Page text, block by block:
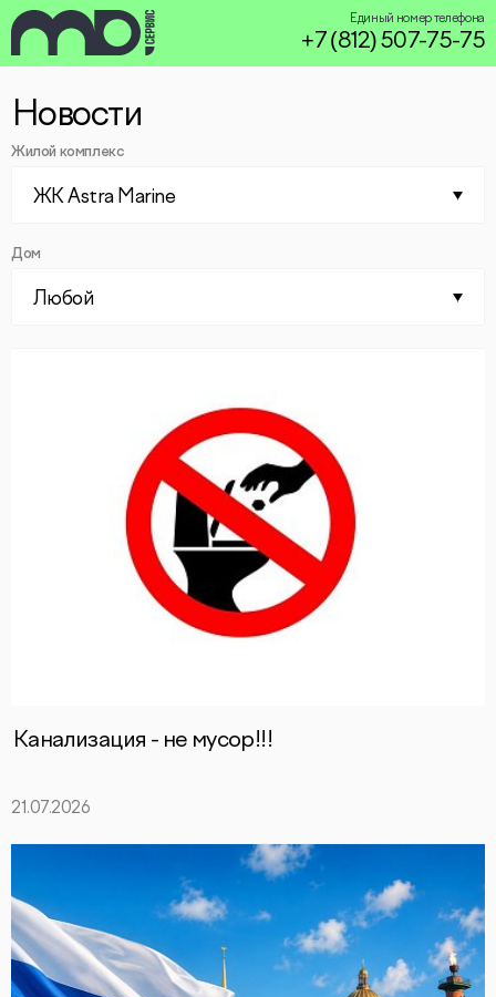
Единый номер телефона
+7 (812) 507-75-75
service@miservice.ru
Новости
Жилой комплекс
ЖК Astra Marine
Дом
Любой
Канализация - не мусор!!!
21.07.2026